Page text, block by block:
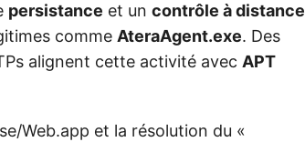
persistance et un contrôle à distance
comme AteraAgent.exe. Des
alignent cette activité avec APT
Web.app et la résolution du «